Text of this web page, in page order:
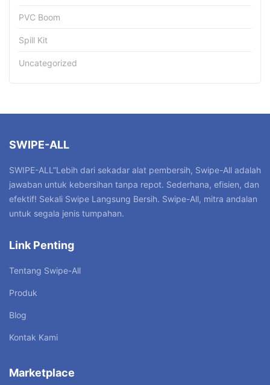
PVC Boom
Spill Kit
Uncategorized
SWIPE-ALL
SWIPE-ALL”Lebih dari sekadar alat pembersih, Swipe-All adalah
jawaban untuk kebersihan tanpa repot. Sederhana, efisien, dan
efektif! Sekali Swipe Langsung Bersih. Swipe-All, mitra andalan
untuk segala jenis tumpahan.
Link Penting
Tentang Swipe-All
Produk
Blog
Kontak Kami
Marketplace